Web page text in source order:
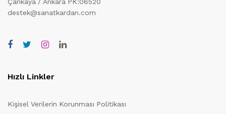
destek@sanatkardan.com
Hızlı Linkler
Kişisel Verilerin Korunması Politikası